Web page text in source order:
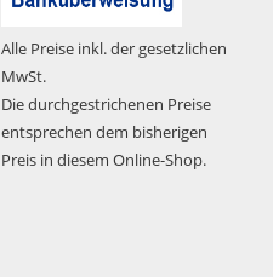
Alle Preise inkl. der gesetzlichen
MwSt.
Die durchgestrichenen Preise
entsprechen dem bisherigen
Preis in diesem Online-Shop.